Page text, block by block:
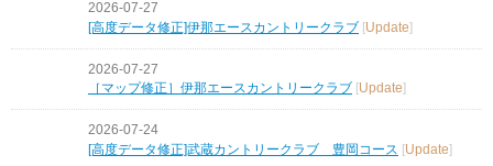
2026-07-27
[高度データ修正]伊那エースカントリークラブ [Update]
2026-07-27
［マップ修正］伊那エースカントリークラブ
Update
2026-07-24
[高度データ修正]武蔵カントリークラブ 豊岡コース [Update]